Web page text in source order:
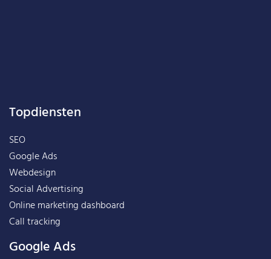
Topdiensten
SEO
Google Ads
Webdesign
Social Advertising
Online marketing dashboard
Call tracking
Google Ads